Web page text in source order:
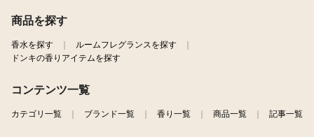
商品を探す
香水を探す
ルームフレグランスを探す
ドンキの香りアイテムを探す
コンテンツ一覧
カテゴリ一覧 ブランド一覧 香り一覧 商品一覧 記事一覧